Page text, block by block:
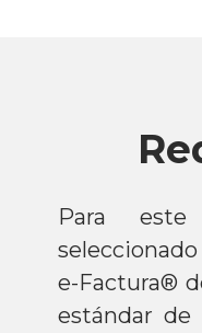
Para
e-Factura®
estándar de